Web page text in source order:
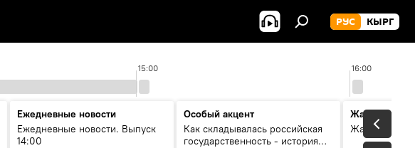
РУС КЫРГ
15:00 16:00
Ежедневные новости
Ежедневные новости. Выпуск
14:00
Особый акцент
Как складывалась российская
государственность - история
Жаңылыктар